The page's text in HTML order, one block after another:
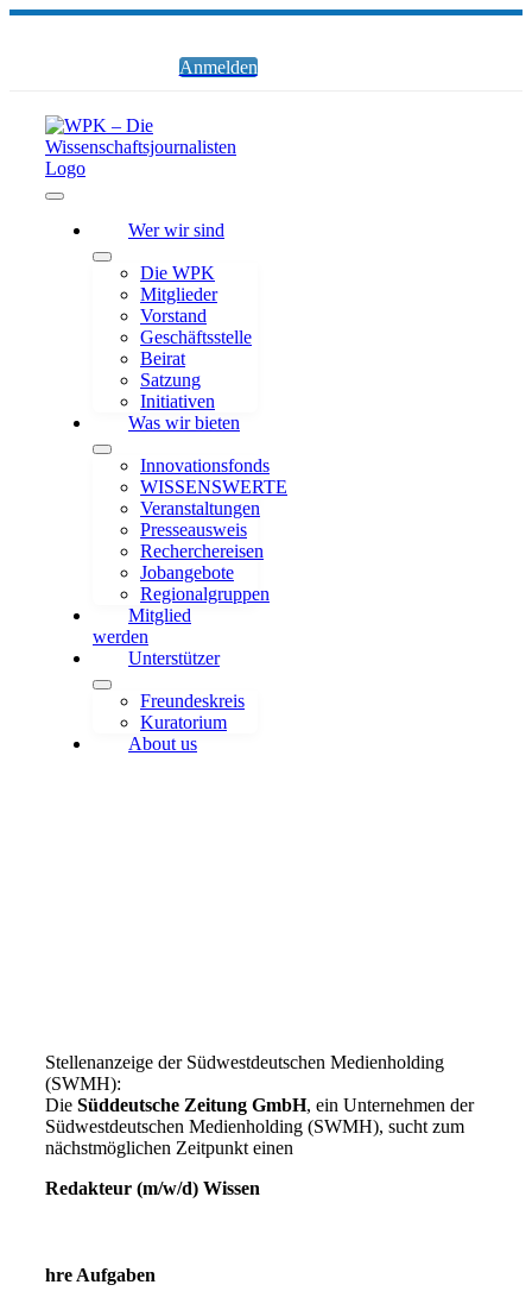
Zum
Anmelden
Navigation
Wer wir sind
Die WPK
Mitglieder
Vorstand
Geschäftsstelle
Beirat
Satzung
Initiativen
Was wir bieten
Innovationsfonds
WISSENSWERTE
Veranstaltungen
Presseausweis
Recherchereisen
Jobangebote
Regionalgruppen
Mitglied
werden
Unterstützer
Freundeskreis
Kuratorium
About us
Stellenanzeige der Südwestdeutschen Medienholding
(SWMH):
Die Süddeutsche Zeitung GmbH, ein Unternehmen der
Südwestdeutschen Medienholding (SWMH), sucht zum
nächstmöglichen Zeitpunkt einen
Redakteur (m/w/d) Wissen
hre Aufgaben